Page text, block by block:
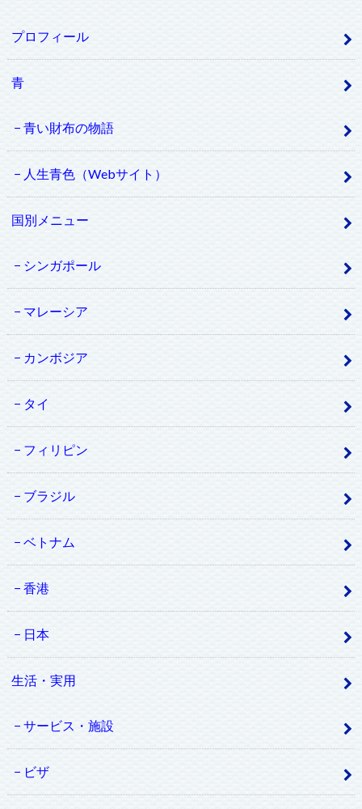
プロフィール
青
青い財布の物語
人生青色（Webサイト）
国別メニュー
シンガポール
マレーシア
カンボジア
タイ
フィリピン
ブラジル
ベトナム
香港
日本
生活・実用
サービス・施設
ビザ